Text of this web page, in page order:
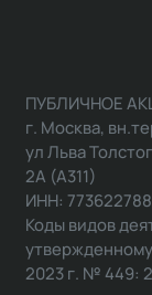
ПУБЛИЧНОЕ
г. Москва,
ул Льва
2А (А311)
ИНН:
Коды видов
2023 г. № 449: